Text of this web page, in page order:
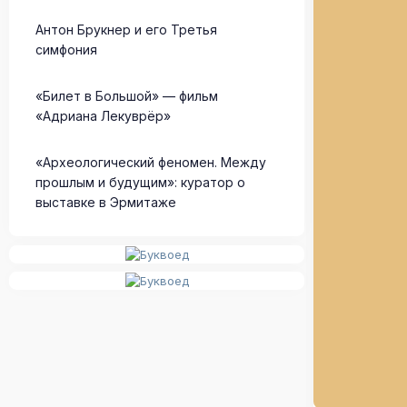
Антон Брукнер и его Третья
симфония
«Билет в Большой» — фильм
«Адриана Лекуврёр»
«Археологический феномен. Между
прошлым и будущим»: куратор о
выставке в Эрмитаже